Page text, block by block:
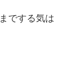
でする気は